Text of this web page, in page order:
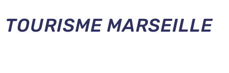
TOURISME MARSEILLE